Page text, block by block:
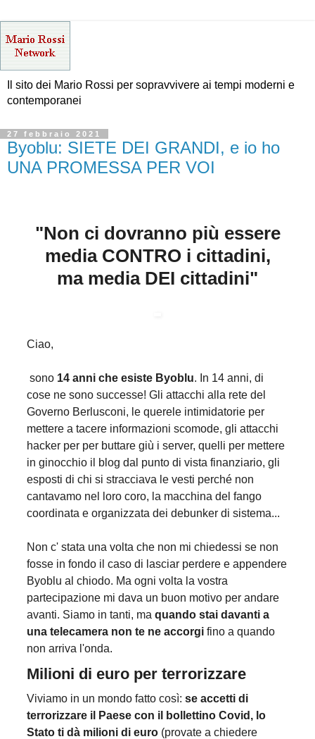
Il sito dei Mario Rossi per sopravvivere ai tempi moderni e
contemporanei
27 febbraio 2021
Byoblu: SIETE DEI GRANDI, e io ho
UNA PROMESSA PER VOI
"Non ci dovranno più essere
media CONTRO i cittadini,
ma media DEI cittadini"
Ciao,
sono 14 anni che esiste Byoblu. In 14 anni, di
cose ne sono successe! Gli attacchi alla rete del
Governo Berlusconi, le querele intimidatorie per
mettere a tacere informazioni scomode, gli attacchi
hacker per per buttare giù i server, quelli per mettere
in ginocchio il blog dal punto di vista finanziario, gli
esposti di chi si stracciava le vesti perché non
cantavamo nel loro coro, la macchina del fango
coordinata e organizzata dei debunker di sistema...
Non c' stata una volta che non mi chiedessi se non
fosse in fondo il caso di lasciar perdere e appendere
Byoblu al chiodo. Ma ogni volta la vostra
partecipazione mi dava un buon motivo per andare
avanti. Siamo in tanti, ma quando stai davanti a
una telecamera non te ne accorgi fino a quando
non arriva l'onda.
Milioni di euro per terrorizzare
Viviamo in un mondo fatto così: se accetti di
terrorizzare il Paese con il bollettino Covid, lo
Stato ti dà milioni di euro (provate a chiedere